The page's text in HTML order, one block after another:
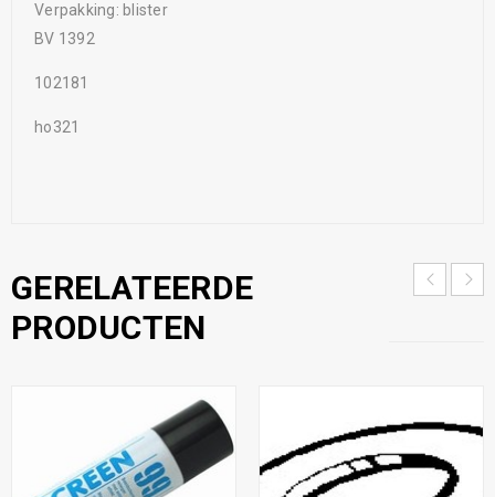
Verpakking: blister
BV 1392
102181
ho321
GERELATEERDE
PRODUCTEN